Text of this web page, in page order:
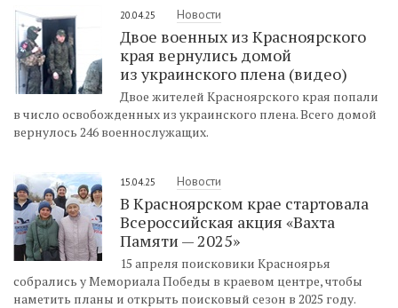
20.04.25 Новости
Двое военных из Красноярского
края вернулись домой
из украинского плена (видео)
Двое жителей Красноярского края попали
в число освобожденных из украинского плена. Всего домой
вернулось 246 военнослужащих.
15.04.25 Новости
В Красноярском крае стартовала
Всероссийская акция «Вахта
Памяти — 2025»
15 апреля поисковики Красноярья
собрались у Мемориала Победы в краевом центре, чтобы
наметить планы и открыть поисковый сезон в 2025 году.